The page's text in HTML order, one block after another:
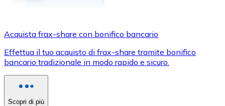
Usa le carte Visa e Mastercard per acquistare
Acquista con carta
Acquista frax-share con bonifico bancario
Effettua il tuo acquisto di frax-share tramite bonifico
bancario tradizionale in modo rapido e sicuro.
Scopri di più